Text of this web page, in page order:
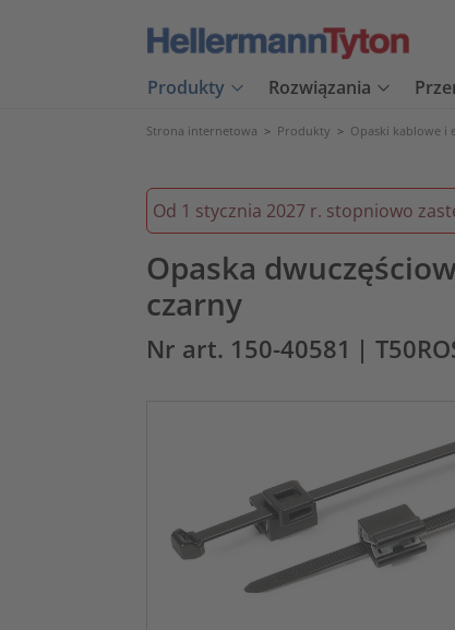
Produkty Rozwiązania
Strona internetowa > Produkty > Opaski kablowe i
Od 1 stycznia 2027 r. stopniowo
Opaska
czarny
Nr art. 150-40581 |